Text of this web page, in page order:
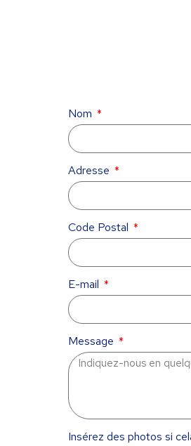
Nom
Adresse
Code Postal
E-mail
Message
Insérez des photos si